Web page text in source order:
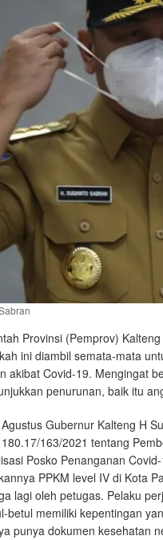
Provinsi (Pemprov)
ini diambil semata-mata
akibat Covid-19. Mengingat
penurunan, baik itu
Gubernur Kalteng H
163/2021 tentang
Posko Penanganan
PPKM level IV di Kota
lagi oleh petugas. Pelaku
betul memiliki kepentingan
punya dokumen kesehatan